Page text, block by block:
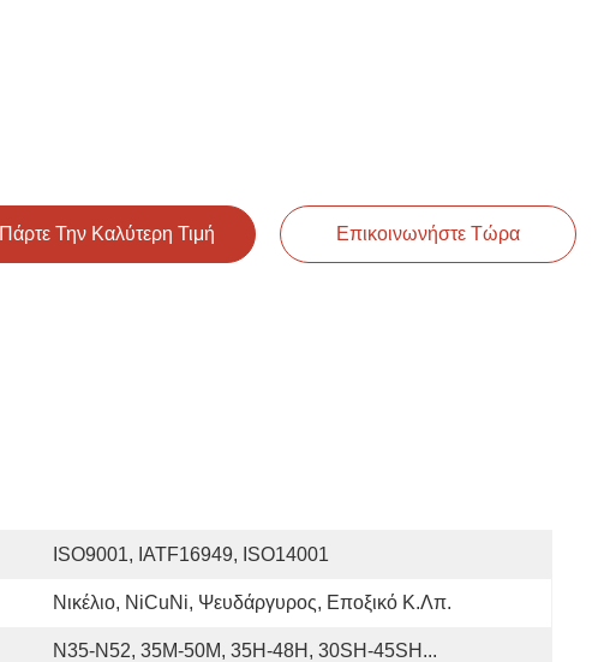
Πάρτε Την Καλύτερη Τιμή Επικοινωνήστε Τώρα
ISO9001, IATF16949, ISO14001
Νικέλιο, NiCuNi, Ψευδάργυρος, Εποξικό Κ.λπ.
N35-N52, 35M-50M, 35H-48H, 30SH-45SH...